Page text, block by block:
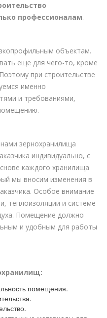
профессионалам.
объектам.
еще для чего-то, кроме
при строительстве
именно
и требованиями,
зернохранилища
индивидуально, с
каждого хранилища
мы вносим изменения в
Особое внимание
теплоизоляции и системе
Помещение должно
и удобным для работы
помещения.